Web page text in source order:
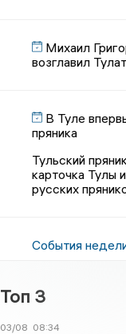
Михаил
возглавил
В Туле
пряника
Тульский
карточка Тулы
русских
События
Топ 3
03/08 08:34